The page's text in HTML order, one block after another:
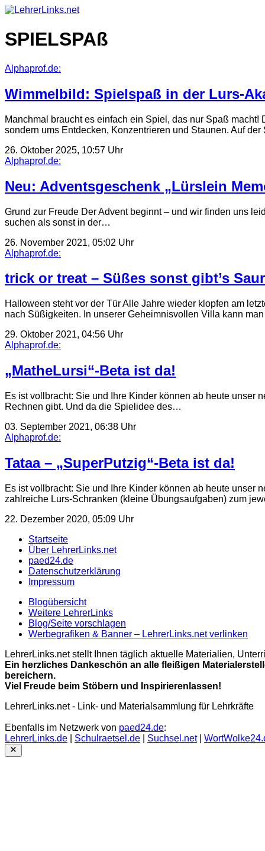
Skip
content
SPIELSPAß
Alphaprof.de:
Wimmelbild: Spielspaß in der Lurs-
Manchmal braucht es einfach ein Spiel, das nur Spaß
sondern ums Entdecken, Konzentrieren und Staunen. Auf
26. Oktober 2025, 10:57 Uhr
Alphaprof.de:
Neu: Adventsgeschenk „Lürslein
Grund zur Freude Der Advent beginnt – und wir finden uns
suchen als sonst in der…
26. November 2021, 05:02 Uhr
Alphaprof.de:
trick or treat – Süßes sonst gibt’s
Halloween steht vor der Tür Alle Jahre wieder klopfen am
nach Süßigkeiten. In unserer Geheimnisvollen Villa kann
29. Oktober 2021, 04:56 Uhr
Alphaprof.de:
„MatheLursi“-Beta ist da!
Es ist vollbracht: Sie und Ihre Kinder können ab heute unser
Rechnen gibt. Und da die Spielidee des…
03. September 2021, 06:38 Uhr
Alphaprof.de:
Tataa – „SuperPutzig“-Beta ist da!
Es ist vollbracht: Sie und Ihre Kinder können ab heute unser
zahlreiche Lurs-Schranken (kleine Übungsaufgaben) zum
22. Dezember 2020, 05:09 Uhr
Startseite
Über LehrerLinks.net
paed24.de
Datenschutzerklärung
Impressum
Blogübersicht
Weitere LehrerLinks
Blog/Seite vorschlagen
Werbegrafiken & Banner – LehrerLinks.net verlinken
LehrerLinks.net stellt Ihnen täglich aktuelle Materialien,
Ein herzliches Dankeschön an alle fleißigen
bereichern.
Viel Freude beim Stöbern und Inspirierenlassen!
LehrerLinks.net - Link- und Materialsammlung für Lehrkräfte
Ebenfalls im Netzwerk von paed24.de:
LehrerLinks.de
Schulraetsel.de Suchsel.net|
Close